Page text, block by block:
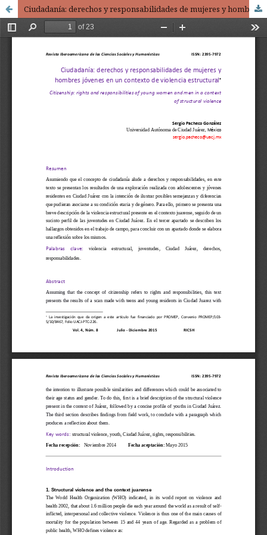
Ciudadanía: derechos y responsabilidades de mujeres y hombres jóvenes en un contexto de violencia estructural / Citizenship: rights and responsibilities of young women and men in a context of structural violence